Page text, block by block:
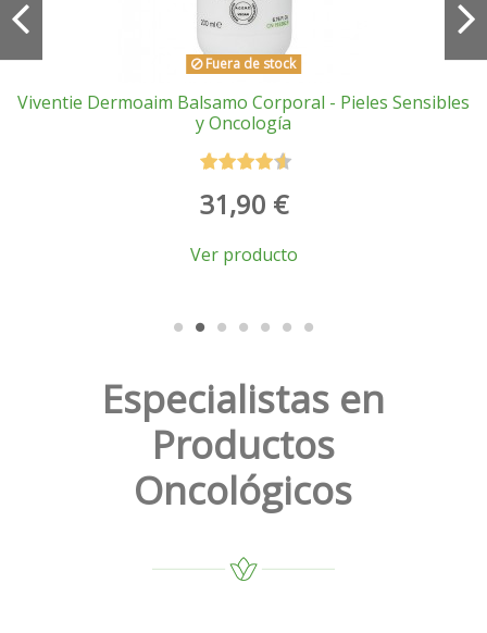
Fuera de stock
Viventie Dermoaim Balsamo Corporal - Pieles Sensibles
y Oncología
31,90 €
Ver producto
Especialistas en
Productos
Oncológicos